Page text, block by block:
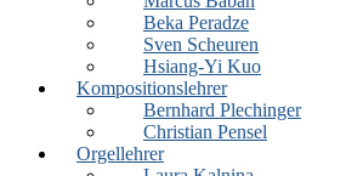
Beka Peradze
Sven Scheuren
Hsiang-Yi Kuo
Kompositionslehrer
Bernhard Plechinger
Christian Pensel
Orgellehrer